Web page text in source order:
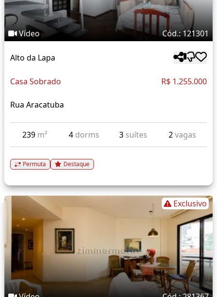
Vídeo Cód.: 121301
Alto da Lapa
Casa Sobrado R$ 1.255.000
Rua Aracatuba
239 m² 4 dorms 3 suítes 2vagas
Permuta Destaque
Exclusivo